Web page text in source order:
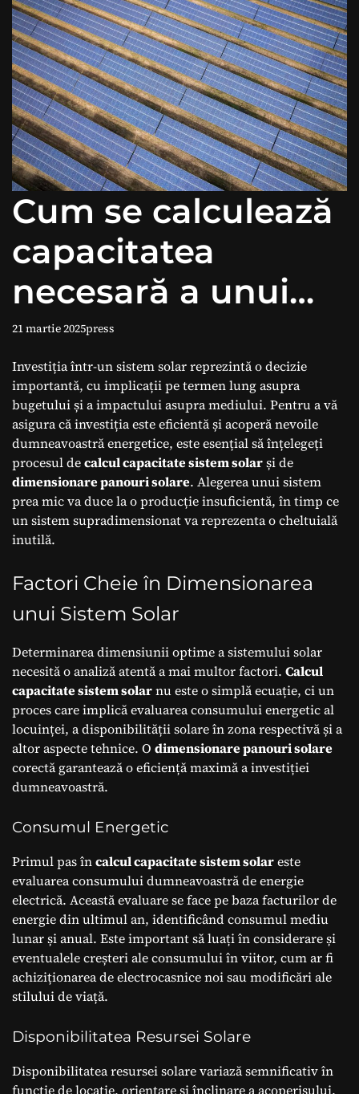
Cum se calculează
capacitatea
necesară a unui
sistem solar?
21 martie 2025press
Investiția într-un sistem solar reprezintă o decizie
importantă, cu implicații pe termen lung asupra
bugetului și a impactului asupra mediului. Pentru a vă
asigura că investiția este eficientă și acoperă nevoile
dumneavoastră energetice, este esențial să înțelegeți
procesul decalcul capacitate sistem solarși de
dimensionare panouri solare. Alegerea unui sistem
prea mic va duce la o producție insuficientă, în timp ce
un sistem supradimensionat va reprezenta o cheltuială
inutilă.
Factori Cheie în Dimensionarea
unui Sistem Solar
Determinarea dimensiunii optime a sistemului solar
necesită o analiză atentă a mai multor factori. Calcul
capacitate sistem solarnu este o simplă ecuație, ci un
proces care implică evaluarea consumului energetic al
locuinței, a disponibilității solare în zona respectivă și a
altor aspecte tehnice. O dimensionare panouri solare
corectă garantează o eficiență maximă a investiției
dumneavoastră.
Consumul Energetic
Primul pas încalcul capacitate sistem solareste
evaluarea consumului dumneavoastră de energie
electrică. Această evaluare se face pe baza facturilor de
energie din ultimul an, identificând consumul mediu
lunar și anual. Este important să luați în considerare și
eventualele creșteri ale consumului în viitor, cum ar fi
achiziționarea de electrocasnice noi sau modificări ale
stilului de viață.
Disponibilitatea Resursei Solare
Disponibilitatea resursei solare variază semnificativ în
funcție de locație, orientare și înclinare a acoperișului.